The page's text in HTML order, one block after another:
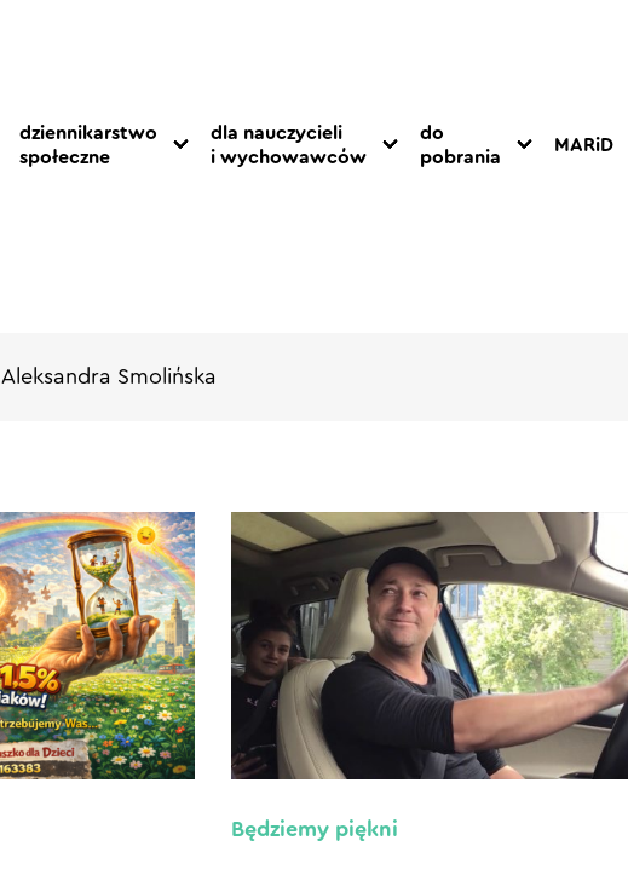
dziennikarstwo
społeczne
dla nauczycieli
i wychowawców
do
pobrania
MARiD
Aleksandra Smolińska
Będziemy piękni